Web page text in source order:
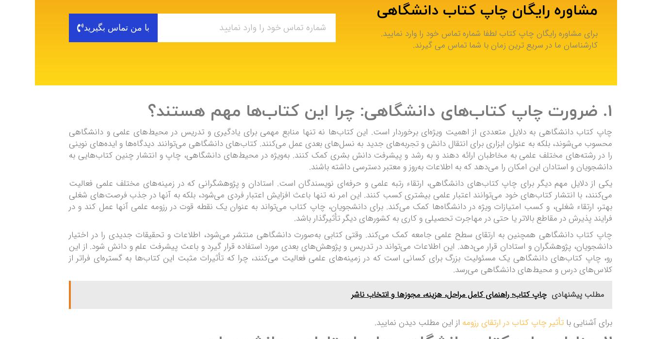
مشاوره رایگان چاپ کتاب دانشگاهی
برای مشاوره رایگان چاپ کتاب لطفا شماره تماس خود را وارد نمایید.
کارشناسان ما در سریع ترین زمان با شما تماس می گیرند.
با من تماس بگیرید
1. ضرورت چاپ کتاب‌های دانشگاهی: چرا این کتاب‌ها مهم هستند؟
چاپ کتاب دانشگاهی به دلایل متعددی از اهمیت ویژه‌ای برخوردار است. این کتاب‌ها نه تنها منابع مهمی برای یادگیری و تدریس در محیط‌های علمی و دانشگاهی
محسوب می‌شوند، بلکه به عنوان ابزاری برای انتقال دانش و تجربه‌های جدید به نسل‌های بعدی عمل می‌کنند. کتاب‌های دانشگاهی می‌توانند دیدگاه‌ها و ایده‌های نوینی
را در رشته‌های مختلف علمی به مخاطبان ارائه دهند و به رشد و پیشرفت دانش بشری کمک کنند. به‌ویژه در محیط‌های دانشگاهی، چاپ و انتشار چنین کتاب‌هایی به
دانشجویان و استادان این امکان را می‌دهد که به اطلاعات به‌روز و معتبر دسترسی داشته باشند.
یکی از دلایل مهم دیگر برای چاپ کتاب‌های دانشگاهی، ارتقاء رتبه علمی و حرفه‌ای نویسندگان است. استادان و پژوهشگرانی که در زمینه‌های مختلف علمی فعالیت
می‌کنند، با انتشار کتاب‌های خود می‌توانند اعتبار علمی بیشتری کسب کنند. این امر نه تنها باعث افزایش اعتبار فردی می‌شود، بلکه به آنها در جذب فرصت‌های شغلی
بهتر، ارتقاء شغلی، و کسب امتیازات ویژه در دانشگاه‌ها کمک می‌کند. برای دانشجویان، چاپ کتاب می‌تواند به عنوان یک نقطه قوت در رزومه علمی آنها عمل کند و در
فرایند پذیرش در مقاطع بالاتر یا حتی در مهاجرت تحصیلی و کاری به کشورهای دیگر تأثیرگذار باشد.
چاپ کتاب دانشگاهی همچنین به ارتقای سطح علمی جامعه کمک می‌کند. وقتی کتابی به‌صورت دانشگاهی منتشر می‌شود، اطلاعات و تحقیقات جدیدی را در اختیار
دانشجویان، پژوهشگران و استادان قرار می‌دهد. این اطلاعات می‌تواند در تدریس و پژوهش‌های بعدی مورد استفاده قرار گیرد و باعث پیشرفت علم و دانش شود. از این
رو، چاپ کتاب‌های دانشگاهی یک مسئولیت بزرگ برای کسانی است که در زمینه‌های علمی فعالیت می‌کنند، چرا که تأثیرات مثبت این کتاب‌ها به گستره‌ای فراتر از
کلاس‌های درس و محیط‌های دانشگاهی می‌رسد.
مطلب پیشنهادی چاپ کتاب؛ راهنمای کامل مراحل، هزینه، مجوزها و انتخاب ناشر
برای آشنایی با تأثیر چاپ کتاب در ارتقای رزومه از این مطلب دیدن نمایید.